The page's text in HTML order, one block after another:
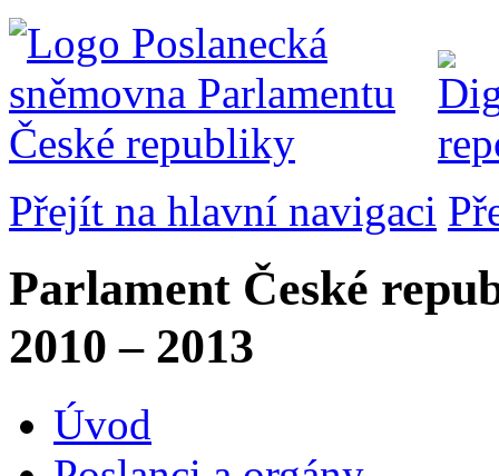
Přejít na hlavní navigaci
Parlament České
2010 – 2013
Úvod